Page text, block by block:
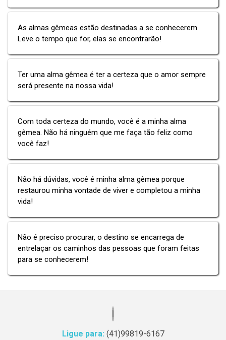
As almas gêmeas estão destinadas a se conhecerem.
Leve o tempo que for, elas se encontrarão!
Ter uma alma gêmea é ter a certeza que o amor sempre
será presente na nossa vida!
Com toda certeza do mundo, você é a minha alma
gêmea. Não há ninguém que me faça tão feliz como
você faz!
Não há dúvidas, você é minha alma gêmea porque
restaurou minha vontade de viver e completou a minha
vida!
Não é preciso procurar, o destino se encarrega de
entrelaçar os caminhos das pessoas que foram feitas
para se conhecerem!
Ligue para: (41)99819-6167